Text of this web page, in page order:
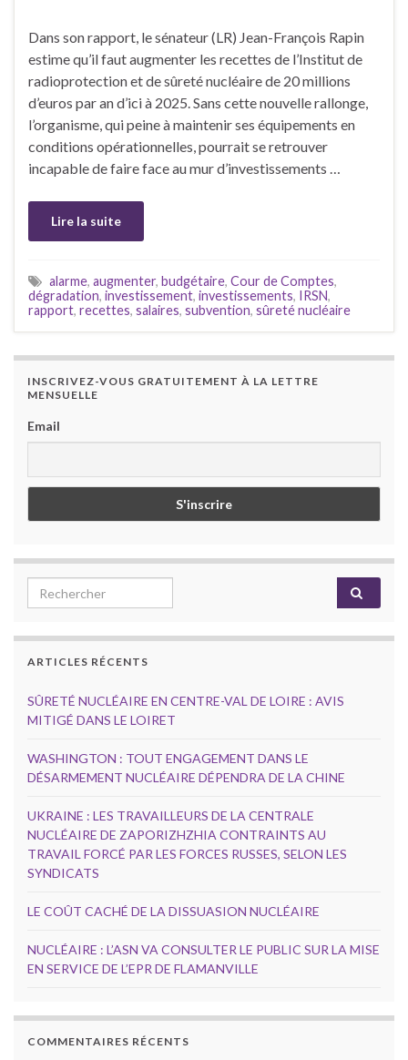
Dans son rapport, le sénateur (LR) Jean-François Rapin
estime qu’il faut augmenter les recettes de l’Institut de
radioprotection et de sûreté nucléaire de 20 millions
d’euros par an d’ici à 2025. Sans cette nouvelle rallonge,
l’organisme, qui peine à maintenir ses équipements en
conditions opérationnelles, pourrait se retrouver
incapable de faire face au mur d’investissements …
Lire la suite
alarme, augmenter, budgétaire, Cour de Comptes,
dégradation, investissement, investissements, IRSN,
rapport, recettes, salaires, subvention, sûreté nucléaire
INSCRIVEZ-VOUS GRATUITEMENT À LA LETTRE
MENSUELLE
Email
Search for:
ARTICLES RÉCENTS
SÛRETÉ NUCLÉAIRE EN CENTRE-VAL DE LOIRE : AVIS
MITIGÉ DANS LE LOIRET
WASHINGTON : TOUT ENGAGEMENT DANS LE
DÉSARMEMENT NUCLÉAIRE DÉPENDRA DE LA CHINE
UKRAINE : LES TRAVAILLEURS DE LA CENTRALE
NUCLÉAIRE DE ZAPORIZHZHIA CONTRAINTS AU
TRAVAIL FORCÉ PAR LES FORCES RUSSES, SELON LES
SYNDICATS
LE COÛT CACHÉ DE LA DISSUASION NUCLÉAIRE
NUCLÉAIRE : L’ASN VA CONSULTER LE PUBLIC SUR LA MISE
EN SERVICE DE L’EPR DE FLAMANVILLE
COMMENTAIRES RÉCENTS